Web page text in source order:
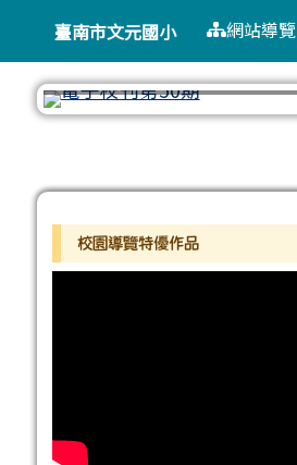
臺南市文元國小
導覽列臺南市文元國小 網站導覽
左邊區域內容
校園導覽特優作品
頁尾區域